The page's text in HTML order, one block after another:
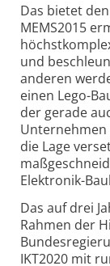
Das bietet
MEMS2015
und
anderen
einen Lego-
der gerade
Unternehmen
die Lage
Elektronik-
Das auf drei
Rahmen der
IKT2020 mit